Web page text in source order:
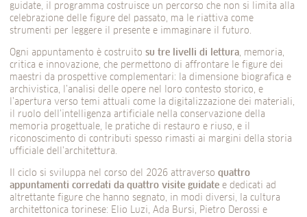
guidate, il programma costruisce un percorso che non si limita alla
celebrazione delle figure del passato, ma le riattiva come
strumenti per leggere il presente e immaginare il futuro.
Ogni appuntamento è costruito su tre livelli di lettura, memoria,
critica e innovazione, che permettono di affrontare le figure dei
maestri da prospettive complementari: la dimensione biografica e
archivistica, l’analisi delle opere nel loro contesto storico, e
l’apertura verso temi attuali come la digitalizzazione dei materiali,
il ruolo dell’intelligenza artificiale nella conservazione della
memoria progettuale, le pratiche di restauro e riuso, e il
riconoscimento di contributi spesso rimasti ai margini della storia
ufficiale dell’architettura.
Il ciclo si sviluppa nel corso del 2026 attraverso quattro
appuntamenti corredati da quattro visite guidate e dedicati ad
altrettante figure che hanno segnato, in modi diversi, la cultura
architettonica torinese: Elio Luzi, Ada Bursi, Pietro Derossi e